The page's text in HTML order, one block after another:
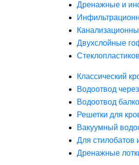
Дренажные и
Двухслойные
Классический
Водоотвод
Водоотвод
Решетки для
Вакуумный
Для стилобатов
Дренажные